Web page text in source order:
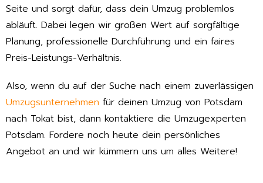
Seite und sorgt dafür, dass dein Umzug problemlos
abläuft. Dabei legen wir großen Wert auf sorgfältige
Planung, professionelle Durchführung und ein faires
Preis-Leistungs-Verhältnis.
Also, wenn du auf der Suche nach einem zuverlässigen
Umzugsunternehmen für deinen Umzug von Potsdam
nach Tokat bist, dann kontaktiere die Umzugexperten
Potsdam. Fordere noch heute dein persönliches
Angebot an und wir kümmern uns um alles Weitere!